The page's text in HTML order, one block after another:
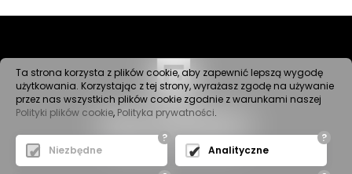
Ta strona korzysta z plików cookie, aby zapewnić lepszą wygodę
użytkowania. Korzystając z tej strony, wyrażasz zgodę na używanie
przez nas wszystkich plików cookie zgodnie z warunkami naszej
Polityki plików cookie, Polityka prywatności.
?
Niezbędne
?
Analityczne